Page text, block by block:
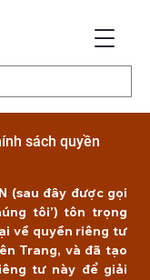
sách quyền
(sau đây được gọi
tôi’) tôn trọng
về quyền riêng tư
Trang, và đã tạo
tư này để giải